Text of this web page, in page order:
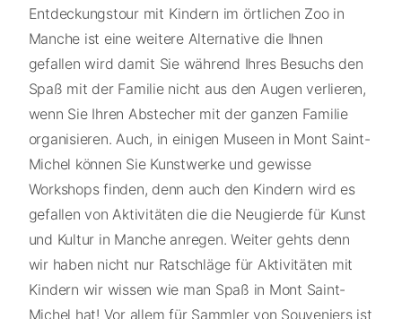
Entdeckungstour mit Kindern im örtlichen Zoo in
Manche ist eine weitere Alternative die Ihnen
gefallen wird damit Sie während Ihres Besuchs den
Spaß mit der Familie nicht aus den Augen verlieren,
wenn Sie Ihren Abstecher mit der ganzen Familie
organisieren. Auch, in einigen Museen in Mont Saint-
Michel können Sie Kunstwerke und gewisse
Workshops finden, denn auch den Kindern wird es
gefallen von Aktivitäten die die Neugierde für Kunst
und Kultur in Manche anregen. Weiter gehts denn
wir haben nicht nur Ratschläge für Aktivitäten mit
Kindern wir wissen wie man Spaß in Mont Saint-
Michel hat! Vor allem für Sammler von Souveniers ist